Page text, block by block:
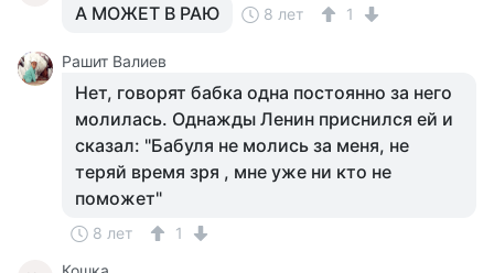
А МОЖЕТ В РАЮ 8 лет 1
Рашит Валиев
Нет, говорят бабка одна постоянно за него
молилась. Однажды Ленин приснился ей и
сказал: "Бабуля не молись за меня, не
теряй время зря , мне уже ни кто не
поможет"
8 лет 1